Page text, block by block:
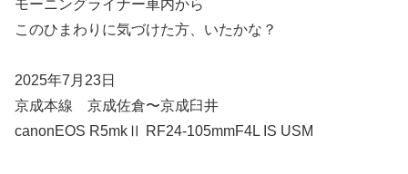
モーニングライナー車内から
このひまわりに気づけた方、いたかな？
2025年7月23日
京成本線 京成佐倉〜京成臼井
canonEOS R5mkⅡ RF24-105mmF4L IS USM